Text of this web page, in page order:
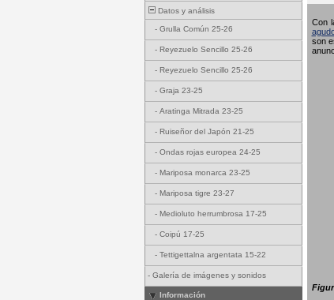
Datos y análisis
- Grulla Común 25-26
- Reyezuelo Sencillo 25-26
- Reyezuelo Sencillo 25-26
- Graja 23-25
- Aratinga Mitrada 23-25
- Ruiseñor del Japón 21-25
- Ondas rojas europea 24-25
- Mariposa monarca 23-25
- Mariposa tigre 23-27
- Medioluto herrumbrosa 17-25
- Coipú 17-25
- Tettigettalna argentata 15-22
- Galería de imágenes y sonidos
Información
Con
son